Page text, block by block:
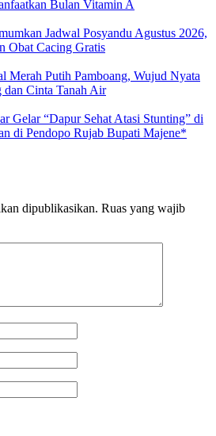
Bulan Vitamin A
Jadwal Posyandu Agustus 2026,
Obat Cacing Gratis
Merah Putih Pamboang, Wujud Nyata
dan Cinta Tanah Air
Gelar “Dapur Sehat Atasi Stunting” di
di Pendopo Rujab Bupati Majene*
dipublikasikan. Ruas yang wajib